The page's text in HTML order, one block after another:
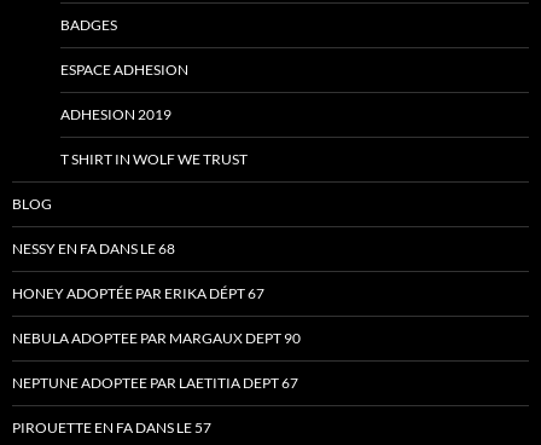
BADGES
ESPACE ADHESION
ADHESION 2019
T SHIRT IN WOLF WE TRUST
BLOG
NESSY EN FA DANS LE 68
HONEY ADOPTÉE PAR ERIKA DÉPT 67
NEBULA ADOPTEE PAR MARGAUX DEPT 90
NEPTUNE ADOPTEE PAR LAETITIA DEPT 67
PIROUETTE EN FA DANS LE 57